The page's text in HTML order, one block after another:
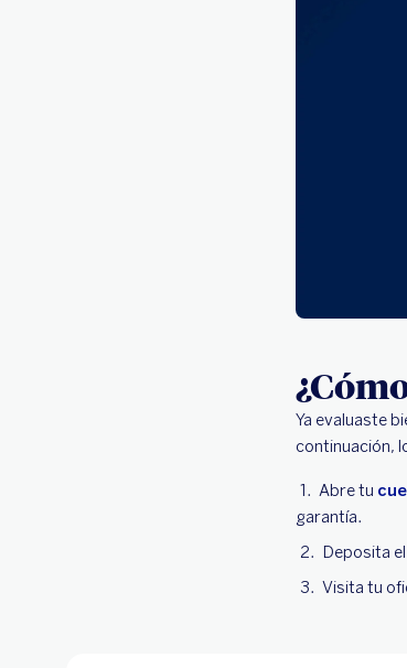
Ya evaluaste
continuación,
Abre tu
garantía.
Deposita
Visita tu